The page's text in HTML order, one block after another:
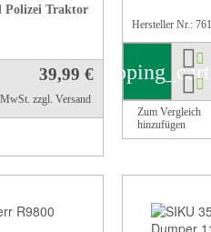
Polizei Traktor
39,99 €
zzgl. Versand
Hersteller Nr.:
shopping_cart
Zum Vergleich
hinzufügen